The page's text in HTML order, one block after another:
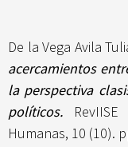
De la Vega Avila
acercamientos
la perspectiva
políticos.
Humanas, 10 (10).